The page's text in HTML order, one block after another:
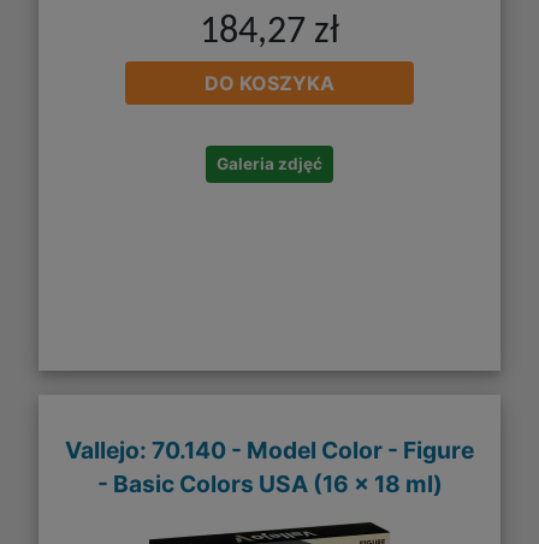
184,27 zł
DO KOSZYKA
Galeria zdjęć
Vallejo: 70.140 - Model Color - Figure
- Basic Colors USA (16 x 18 ml)